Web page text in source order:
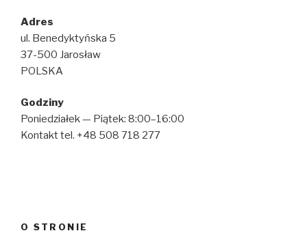
Adres
ul. Benedyktyńska 5
37-500 Jarosław
POLSKA
Godziny
Poniedziałek — Piątek: 8:00–16:00
Kontakt tel. +48 508 718 277
O STRONIE